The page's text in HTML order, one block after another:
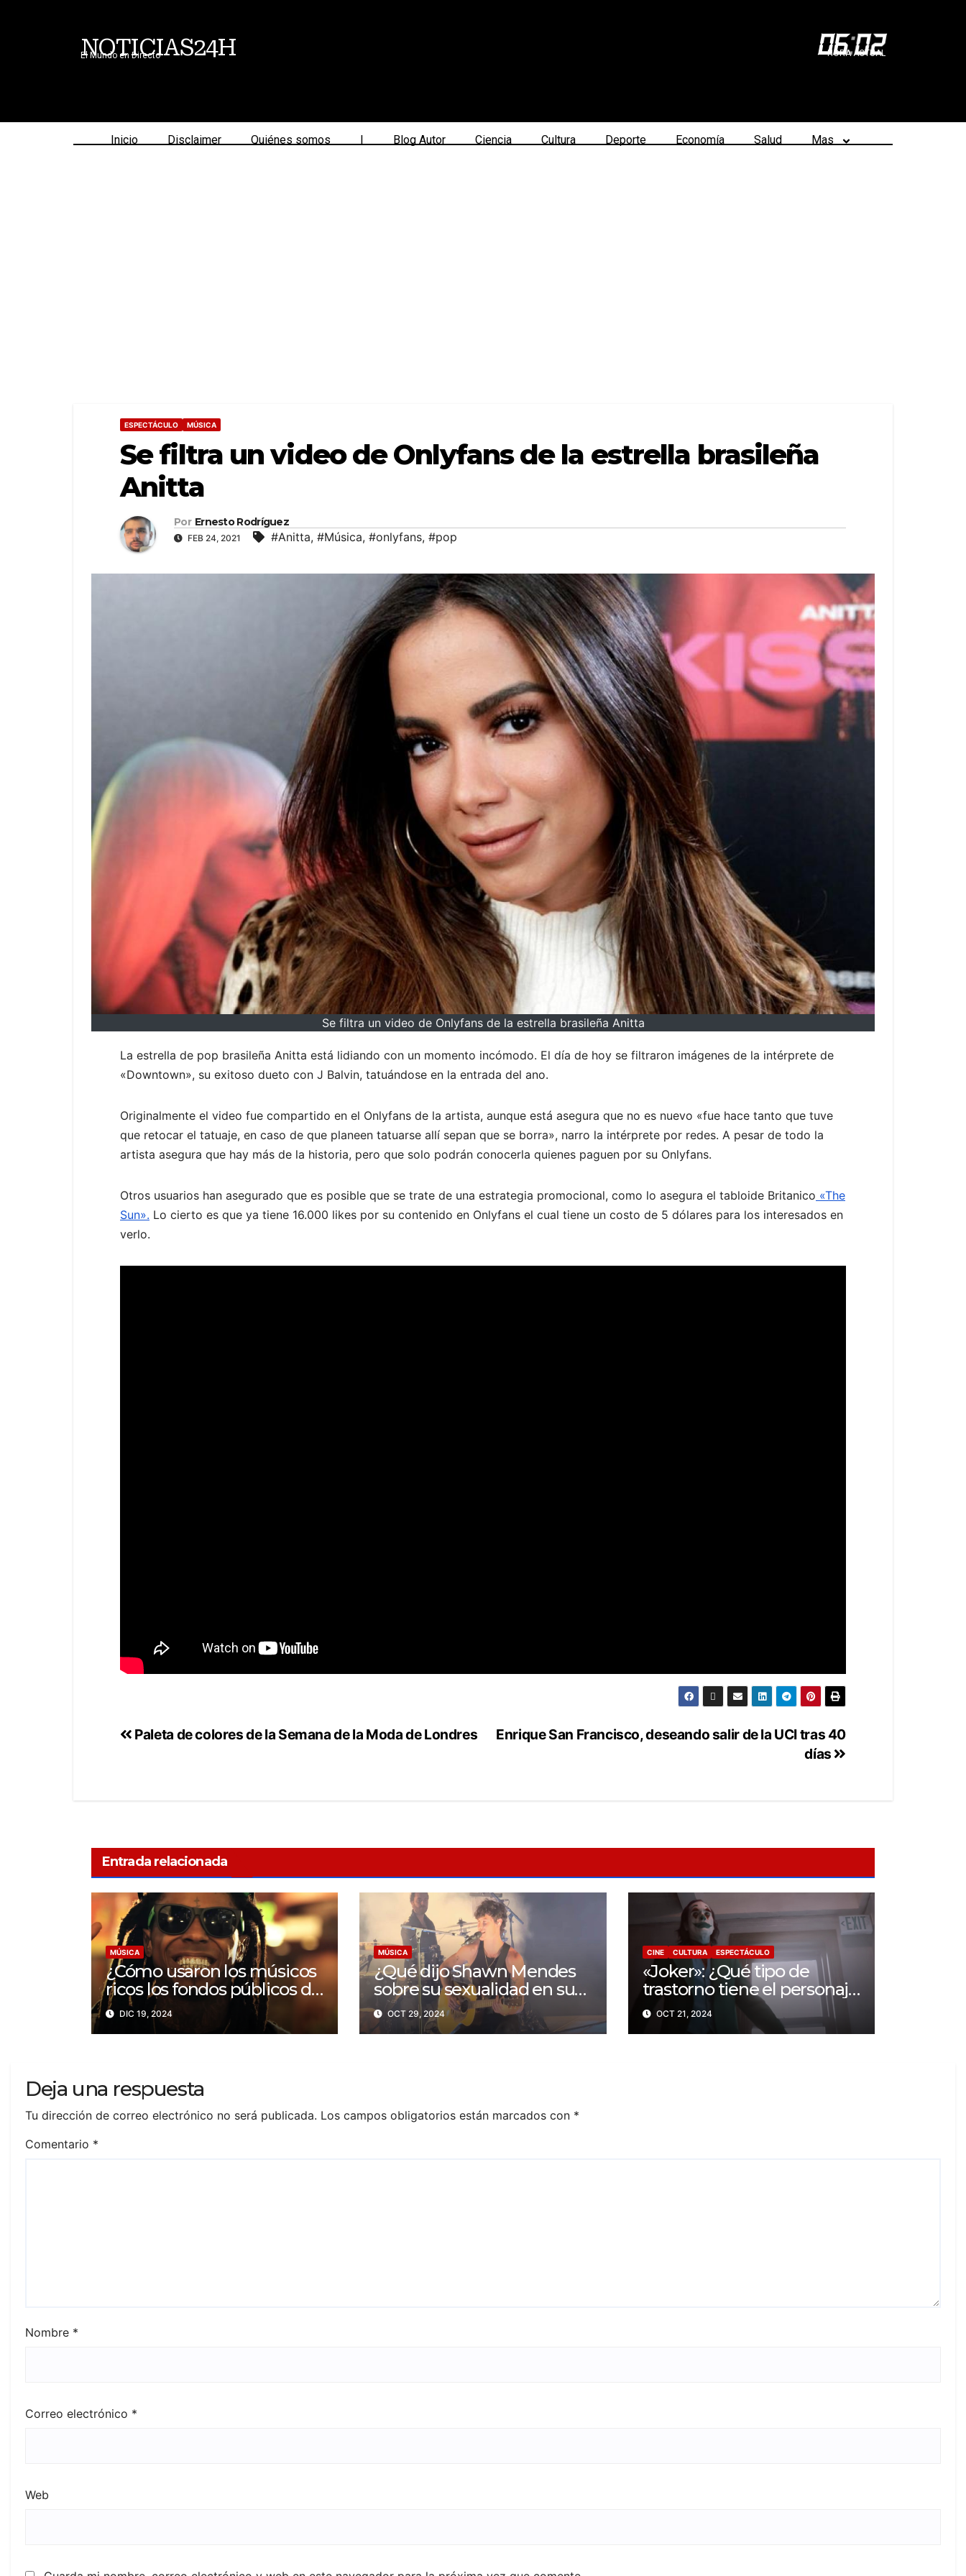
NOTICIAS24H
El Mundo en Directo 06:03
HORA ACTUAL
Inicio Disclaimer Quiénes somos | Blog Autor Ciencia Cultura Deporte Economía Salud Mas
ESPECTÁCULO MÚSICA
Se filtra un video de Onlyfans de la estrella brasileña
Anitta
Por Ernesto Rodríguez
FEB 24, 2021 #Anitta, #Música, #onlyfans, #pop
Se filtra un video de Onlyfans de la estrella brasileña Anitta
La estrella de pop brasileña Anitta está lidiando con un momento incómodo. El día de hoy se filtraron imágenes de la intérprete de
«Downtown», su exitoso dueto con J Balvin, tatuándose en la entrada del ano.
Originalmente el video fue compartido en el Onlyfans de la artista, aunque está asegura que no es nuevo «fue hace tanto que tuve
que retocar el tatuaje, en caso de que planeen tatuarse allí sepan que se borra», narro la intérprete por redes. A pesar de todo la
artista asegura que hay más de la historia, pero que solo podrán conocerla quienes paguen por su Onlyfans.
Otros usuarios han asegurado que es posible que se trate de una estrategia promocional, como lo asegura el tabloide Britanico «The
Sun». Lo cierto es que ya tiene 16.000 likes por su contenido en Onlyfans el cual tiene un costo de 5 dólares para los interesados en
verlo.
Enrique San Francisco, deseando salir de la UCI tras 40
días
Paleta de colores de la Semana de la Moda de Londres
Entrada relacionada
MÚSICA
¿Cómo usaron los músicos
ricos los fondos públicos de
ayuda para la pandemia en
EEUU?
DIC 19, 2024
MÚSICA
¿Qué dijo Shawn Mendes
sobre su sexualidad en su
concierto en Colorado?
OCT 29, 2024
CINE CULTURA ESPECTÁCULO
«Joker»: ¿Qué tipo de
trastorno tiene el personaje
de la película?
OCT 21, 2024
Deja una respuesta
Tu dirección de correo electrónico no será publicada. Los campos obligatorios están marcados con *
Comentario *
Nombre *
Correo electrónico *
Web